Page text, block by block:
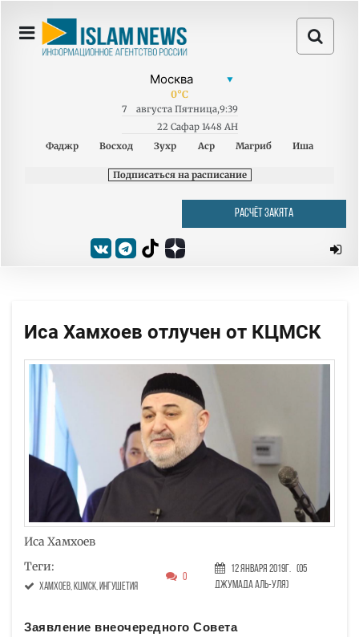
0°C
7 августа Пятница,9:39
22 Сафар 1448 AH
Фаджр
Восход Зухр Аср Магриб Иша
Подписаться на расписание
РАСЧЁТ ЗАКЯТА
Иса Хамхоев отлучен от КЦМСК
Иса Хамхоев
Теги:
Хамхоев, КЦМСК, Ингушетия
0
12 Января 2019г. (05
Джумада аль-уля)
Заявление внеочередного Совета